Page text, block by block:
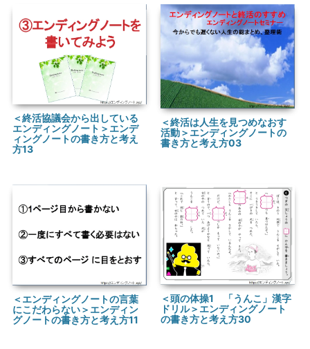
＜終活協議会から出している
エンディングノート＞エンデ
ィングノートの書き方と考え
方13
＜終活は人生を見つめなおす
活動＞エンディングノートの
書き方と考え方03
＜エンディングノートの言葉
にこだわらない＞エンディン
グノートの書き方と考え方11
＜頭の体操1 「うんこ」漢字
ドリル＞エンディングノート
の書き方と考え方30